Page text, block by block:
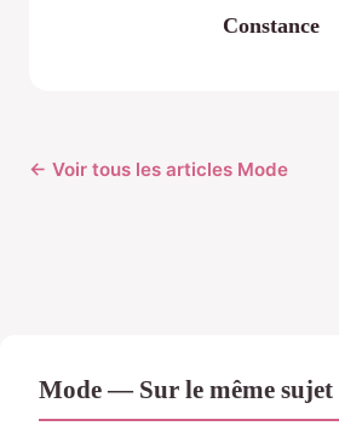
Constance
← Voir tous les articles Mode
Mode — Sur le même sujet